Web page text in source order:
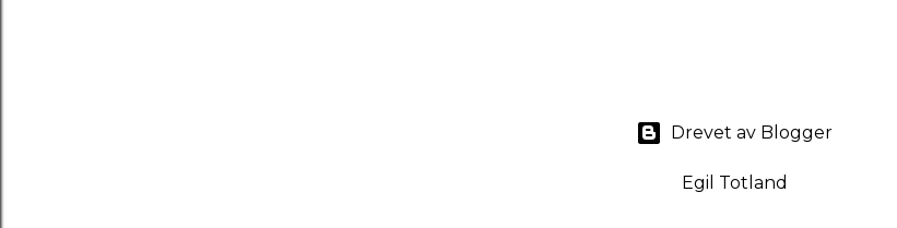
Drevet av Blogger
Egil Totland